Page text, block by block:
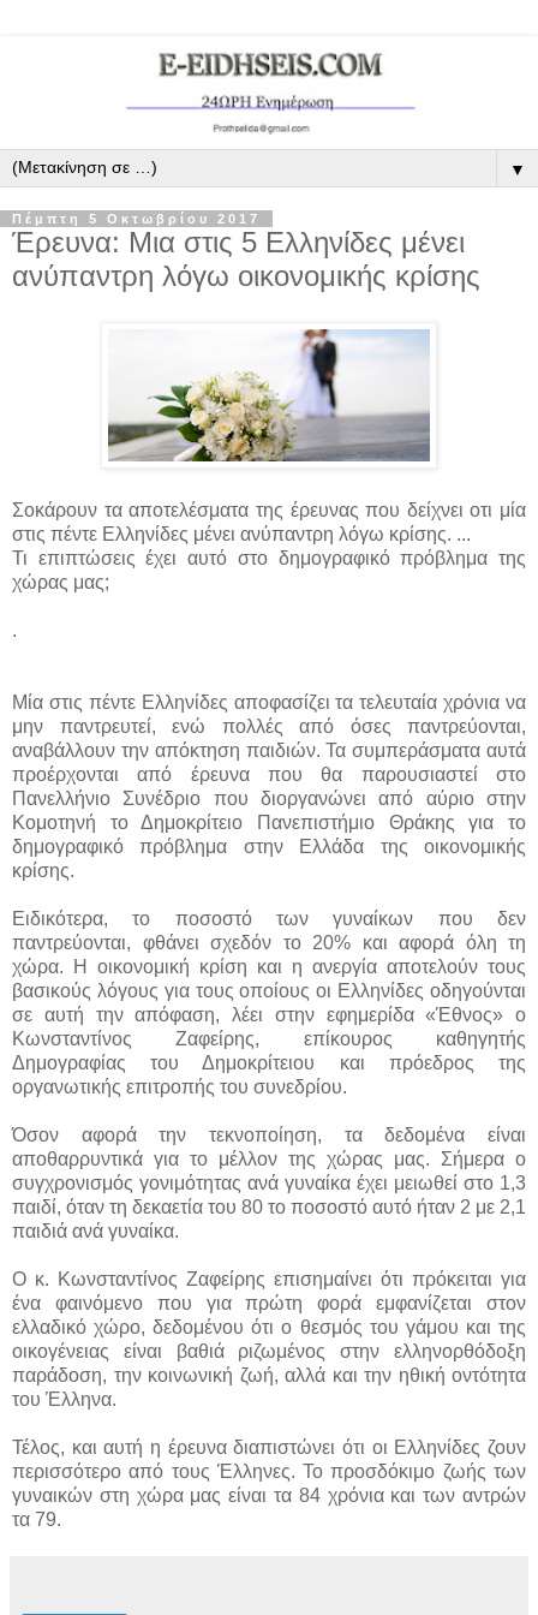
▼
Πέμπτη 5 Οκτωβρίου 2017
Έρευνα: Μια στις 5 Ελληνίδες μένει
ανύπαντρη λόγω οικονομικής κρίσης
Σοκάρουν τα αποτελέσματα της έρευνας που δείχνει οτι μία
στις πέντε Ελληνίδες μένει ανύπαντρη λόγω κρίσης. ...
Τι επιπτώσεις έχει αυτό στο δημογραφικό πρόβλημα της
χώρας μας;
.
Μία στις πέντε Ελληνίδες αποφασίζει τα τελευταία χρόνια να
μην παντρευτεί, ενώ πολλές από όσες παντρεύονται,
αναβάλλουν την απόκτηση παιδιών. Τα συμπεράσματα αυτά
προέρχονται από έρευνα που θα παρουσιαστεί στο
Πανελλήνιο Συνέδριο που διοργανώνει από αύριο στην
Κομοτηνή το Δημοκρίτειο Πανεπιστήμιο Θράκης για το
δημογραφικό πρόβλημα στην Ελλάδα της οικονομικής
κρίσης.
Ειδικότερα, το ποσοστό των γυναίκων που δεν
παντρεύονται, φθάνει σχεδόν το 20% και αφορά όλη τη
χώρα. Η οικονομική κρίση και η ανεργία αποτελούν τους
βασικούς λόγους για τους οποίους οι Ελληνίδες οδηγούνται
σε αυτή την απόφαση, λέει στην εφημερίδα «Έθνος» ο
Κωνσταντίνος Ζαφείρης, επίκουρος καθηγητής
Δημογραφίας του Δημοκρίτειου και πρόεδρος της
οργανωτικής επιτροπής του συνεδρίου.
Όσον αφορά την τεκνοποίηση, τα δεδομένα είναι
αποθαρρυντικά για το μέλλον της χώρας μας. Σήμερα ο
συγχρονισμός γονιμότητας ανά γυναίκα έχει μειωθεί στο 1,3
παιδί, όταν τη δεκαετία του 80 το ποσοστό αυτό ήταν 2 με 2,1
παιδιά ανά γυναίκα.
Ο κ. Κωνσταντίνος Ζαφείρης επισημαίνει ότι πρόκειται για
ένα φαινόμενο που για πρώτη φορά εμφανίζεται στον
ελλαδικό χώρο, δεδομένου ότι ο θεσμός του γάμου και της
οικογένειας είναι βαθιά ριζωμένος στην ελληνορθόδοξη
παράδοση, την κοινωνική ζωή, αλλά και την ηθική οντότητα
του Έλληνα.
Τέλος, και αυτή η έρευνα διαπιστώνει ότι οι Ελληνίδες ζουν
περισσότερο από τους Έλληνες. Το προσδόκιμο ζωής των
γυναικών στη χώρα μας είναι τα 84 χρόνια και των αντρών
τα 79.